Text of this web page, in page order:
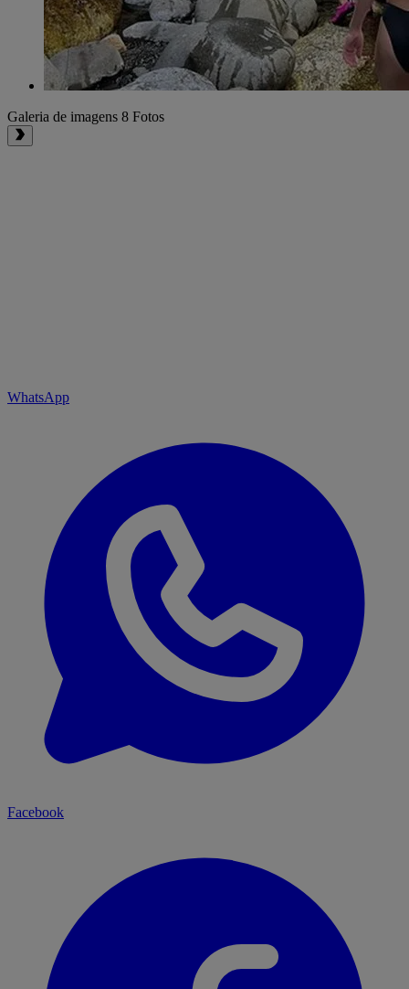
Galeria de imagens 8 Fotos
WhatsApp
Facebook